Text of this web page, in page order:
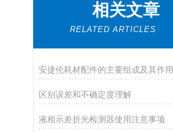
相关文章
RELATED ARTICLES
安捷伦耗材配件的主要组成及其作用
区别误差和不确定度理解
液相示差折光检测器使用注意事项